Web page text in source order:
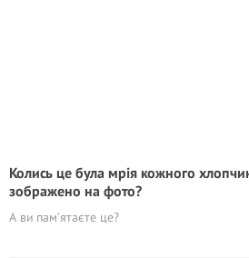
Колись це була мрія кожного
зображено на фото?
А ви пам’ятаєте це?